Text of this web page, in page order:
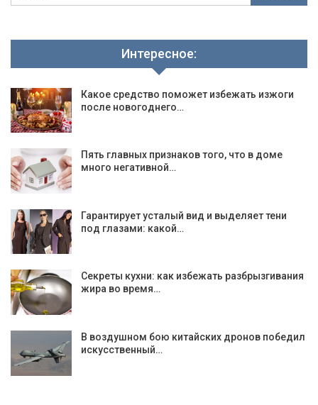
Интересное:
Какое средство поможет избежать изжоги
после новогоднего…
Пять главных признаков того, что в доме
много негативной…
Гарантирует усталый вид и выделяет тени
под глазами: какой…
Секреты кухни: как избежать разбрызгивания
жира во время…
В воздушном бою китайских дронов победил
искусственный…